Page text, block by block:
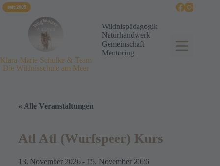
seit 2005
Klara-Marie Schulke & Team
Die Wildnisschule am Meer
Wildnispädagogik
Naturhandwerk
Gemeinschaft
Mentoring
« Alle Veranstaltungen
Atl Atl (Wurfspeer) Kurs
13. November 2026 - 15. November 2026